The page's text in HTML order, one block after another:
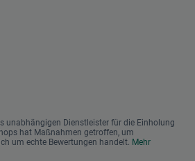
unabhängigen Dienstleister für die Einholung
hat Maßnahmen getroffen, um
um echte Bewertungen handelt. Mehr